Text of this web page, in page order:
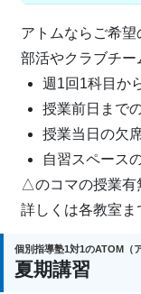
アトムならご希望
部活やクラブチー
週1回1科目か
授業前日まで
授業当日の欠
自習スペース
△のコマの授業有
詳しくは各教室ま
個別指導塾1対1のATOM（
夏期講習